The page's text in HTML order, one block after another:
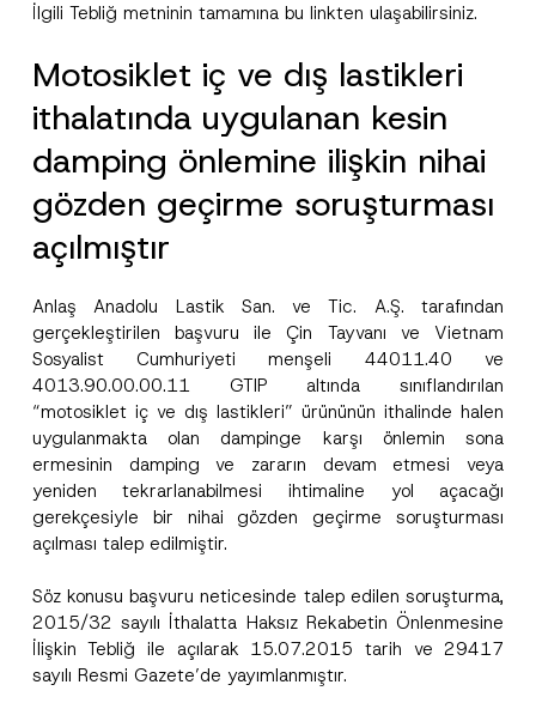
İlgili Tebliğ metninin tamamına bu linkten ulaşabilirsiniz.
Motosiklet iç ve dış lastikleri
ithalatında uygulanan kesin
damping önlemine ilişkin nihai
gözden geçirme soruşturması
açılmıştır
Anlaş Anadolu Lastik San. ve Tic. A.Ş. tarafından
gerçekleştirilen başvuru ile Çin Tayvanı ve Vietnam
Sosyalist Cumhuriyeti menşeli 44011.40 ve
4013.90.00.00.11 GTIP altında sınıflandırılan
“motosiklet iç ve dış lastikleri” ürününün ithalinde halen
uygulanmakta olan dampinge karşı önlemin sona
ermesinin damping ve zararın devam etmesi veya
yeniden tekrarlanabilmesi ihtimaline yol açacağı
gerekçesiyle bir nihai gözden geçirme soruşturması
açılması talep edilmiştir.
Söz konusu başvuru neticesinde talep edilen soruşturma,
2015/32 sayılı İthalatta Haksız Rekabetin Önlenmesine
İlişkin Tebliğ ile açılarak 15.07.2015 tarih ve 29417
sayılı Resmi Gazete’de yayımlanmıştır.
Pozisyon
Telefon Numarası*
r
i
a
c
o
t
i
e
Bu iletişim formu aracılığıyla sağlanan kişisel
verilerle ilgili aydınlatma metni
ni okudum ve
anladım.
*
P
i
s
o
n
A
p
o
e
*
Bu iletişim formunu göndererek,aydınlatma
metni nde açıklanan şekilde kişisel verilerimin
işlenmesine izin veriyorum.
GÖNDER